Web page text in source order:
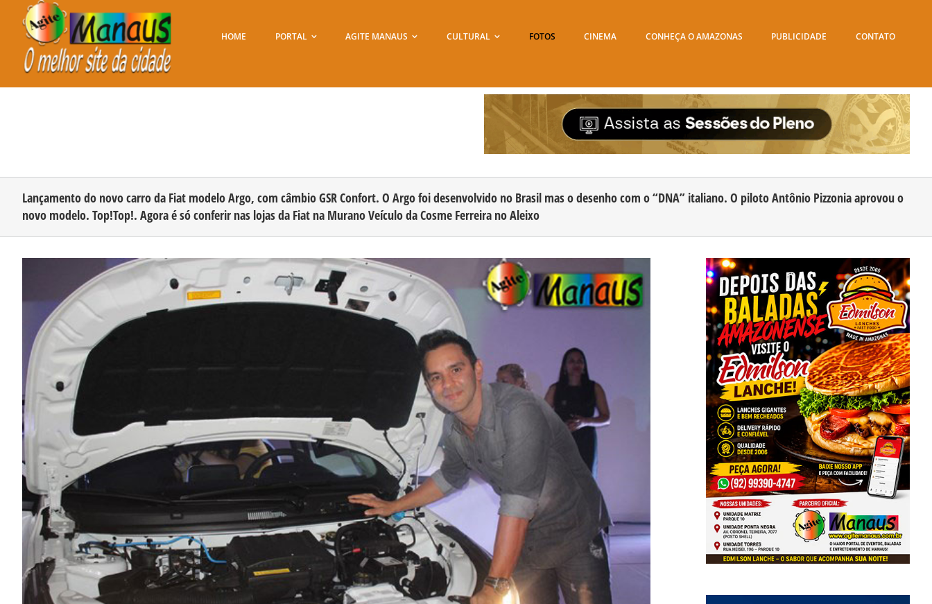
conteúdo
HOME PORTAL AGITE MANAUS CULTURAL FOTOS CINEMA CONHEÇA O AMAZONAS PUBLICIDADE CONTATO
Lançamento do novo carro da Fiat modelo Argo, com câmbio GSR Confort. O Argo foi desenvolvido no Brasil mas o desenho com o “DNA” italiano. O piloto Antônio Pizzonia aprovou o
novo modelo. Top!Top!. Agora é só conferir nas lojas da Fiat na Murano Veículo da Cosme Ferreira no Aleixo